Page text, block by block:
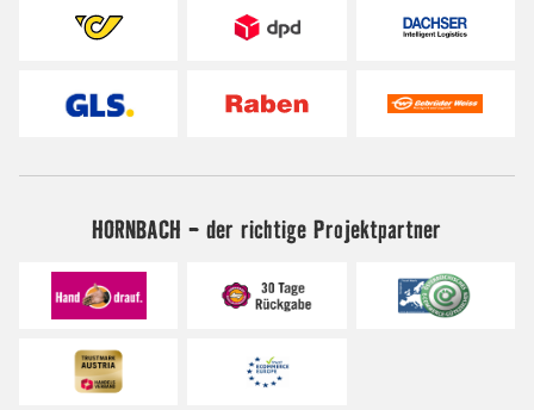
HORNBACH - der richtige Projektpartner